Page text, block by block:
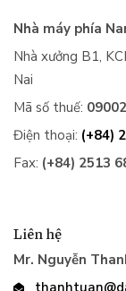
Nhà máy phía
Nhà xưởng B1,
Nai
Mã số thuế:
Điện thoại: (+84)
Fax: (+84) 2513
Liên hệ
Mr. Nguyễn